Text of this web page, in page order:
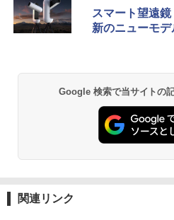
スマート望遠
新のニューモデ
Google 検索で当サイトの
関連リンク